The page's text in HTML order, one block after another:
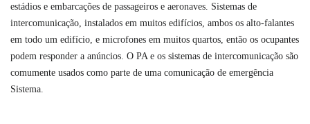
estádios e embarcações de passageiros e aeronaves. Sistemas de
intercomunicação, instalados em muitos edifícios, ambos os alto-falantes
em todo um edifício, e microfones em muitos quartos, então os ocupantes
podem responder a anúncios. O PA e os sistemas de intercomunicação são
comumente usados ​​como parte de uma comunicação de emergência
Sistema.